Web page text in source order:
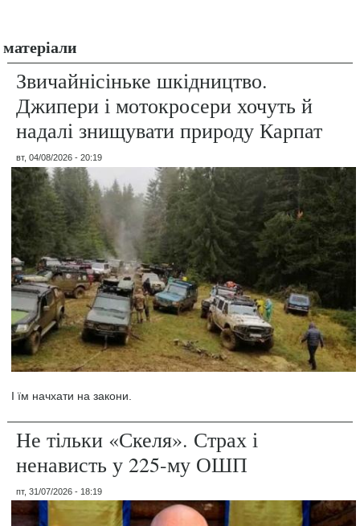
матеріали
Звичайнісіньке шкідництво.
Джипери і мотокросери хочуть й
надалі знищувати природу Карпат
вт, 04/08/2026 - 20:19
І їм начхати на закони.
Не тільки «Скеля». Страх і
ненависть у 225-му ОШП
пт, 31/07/2026 - 18:19